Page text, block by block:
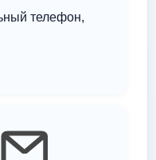
телефон,